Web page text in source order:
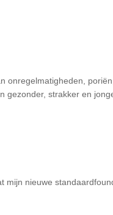
onregelmatigheden,
gezonder, strakker en
mijn nieuwe